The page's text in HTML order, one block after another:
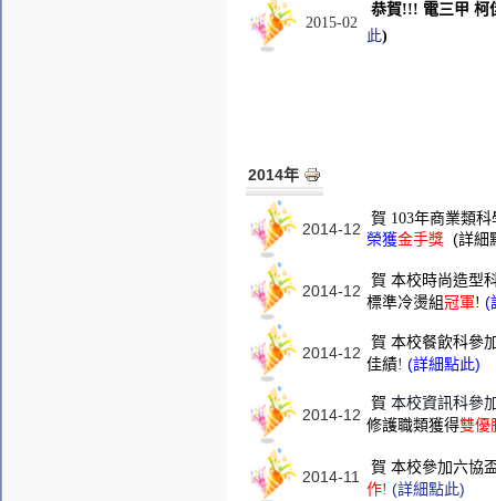
2015-02
恭賀!!! 電三甲 柯
此)
2014年
2014-12
賀 103年商業類
榮獲金手獎 (詳細
2014-12
賀 本校時尚造型
標準冷燙組冠軍! (
2014-12
賀 本校餐飲科參
佳績! (詳細點此)
2014-12
賀 本校資訊科參
修護職類獲得雙優
2014-11
賀 本校參加六協
作! (詳細點此)